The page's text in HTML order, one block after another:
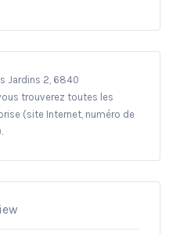
Jardins 2, 6840
trouverez toutes les
(site Internet, numéro de